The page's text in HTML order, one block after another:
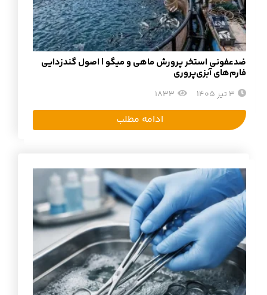
ضدعفونی استخر پرورش ماهی و میگو | اصول گندزدایی
فارم‌های آبزی‌پروری
3 تیر 1405 1833
ادامه مطلب